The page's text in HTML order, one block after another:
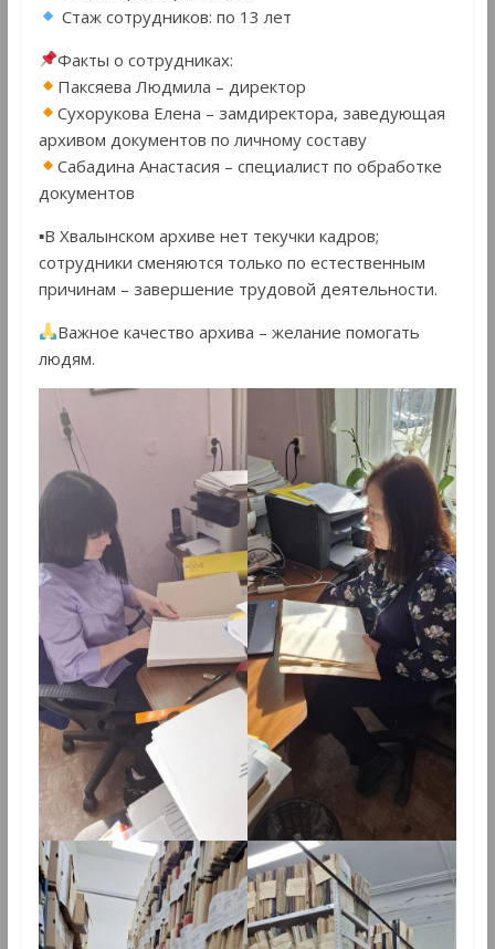
Стаж сотрудников: по 13 лет
Факты о сотрудниках:
Паксяева Людмила – директор
Сухорукова Елена – замдиректора, заведующая
архивом документов по личному составу
Сабадина Анастасия – специалист по обработке
документов
▪В Хвалынском архиве нет текучки кадров;
сотрудники сменяются только по естественным
причинам – завершение трудовой деятельности.
Важное качество архива – желание помогать
людям.